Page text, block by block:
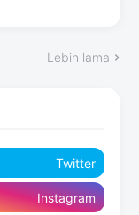
Lebih lama
Twitter
Instagram